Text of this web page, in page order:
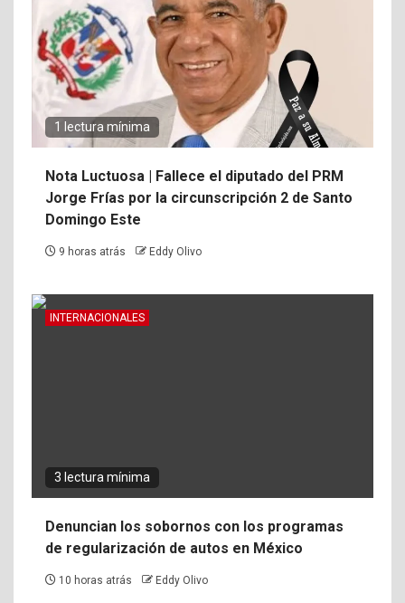
1 lectura mínima
Nota Luctuosa | Fallece el diputado del PRM
Jorge Frías por la circunscripción 2 de Santo
Domingo Este
9 horas atrás Eddy Olivo
INTERNACIONALES
3 lectura mínima
Denuncian los sobornos con los programas
de regularización de autos en México
10 horas atrás Eddy Olivo